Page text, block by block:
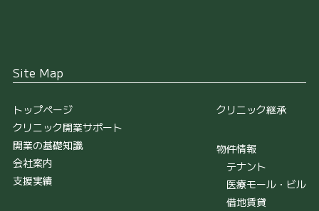
Site Map
トップページ
クリニック開業サポート
開業の基礎知識
会社案内
支援実績
クリニック継承
物件情報
テナント
医療モール・ビル
借地賃貸